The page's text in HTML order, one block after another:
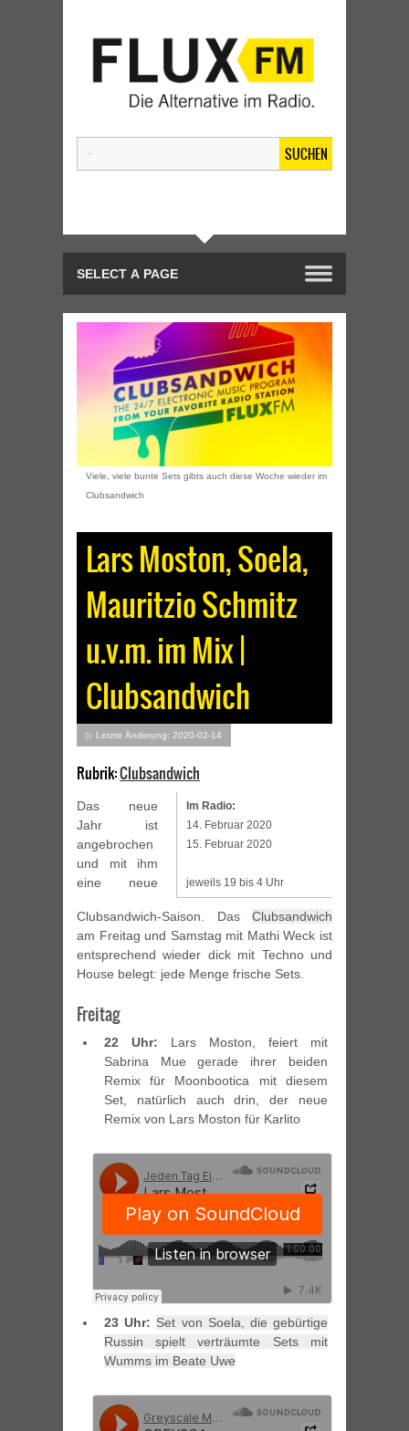
SUCHEN
Viele, viele bunte Sets gibts auch diese Woche wieder im
Clubsandwich
Lars Moston, Soela,
Mauritzio Schmitz
u.v.m. im Mix |
Clubsandwich
▷ Letzte Änderung: 2020-02-14
Rubrik:Clubsandwich
Im Radio:
14. Februar 2020
15. Februar 2020
jeweils 19 bis 4 Uhr
Das neue
Jahr ist
angebrochen
und mit ihm
eine neue
Clubsandwich-Saison. Das Clubsandwich
am Freitag und Samstag mit Mathi Weck ist
entsprechend wieder dick mit Techno und
House belegt: jede Menge frische Sets.
Freitag
22 Uhr: Lars Moston, feiert mit
Sabrina Mue gerade ihrer beiden
Remix für Moonbootica mit diesem
Set, natürlich auch drin, der neue
Remix von Lars Moston für Karlito
23 Uhr: Set von Soela, die gebürtige
Russin spielt verträumte Sets mit
Wumms im Beate Uwe